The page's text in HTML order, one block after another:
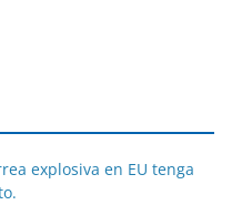
explosiva en EU tenga